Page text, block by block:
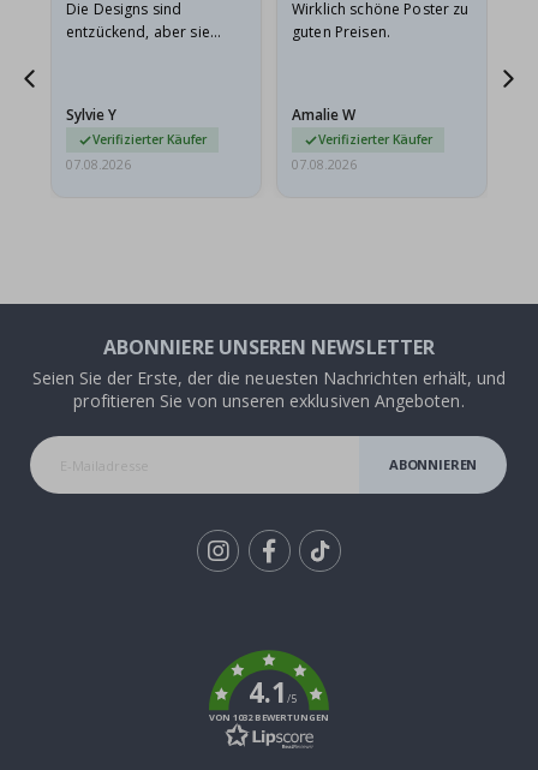
Die Designs sind
entzückend, aber sie
sie…
Sylvie Y
Verifizierter Käufer
07.08.2026
Wirklich schöne Poster zu
guten Preisen.
Amalie W
Verifizierter Käufer
07.08.2026
ABONNIERE UNSEREN NEWSLETTER
Seien Sie der Erste, der die neuesten Nachrichten erhält, und
profitieren Sie von unseren exklusiven Angeboten.
ABONNIEREN
4.1/5
VON 1032 BEWERTUNGEN